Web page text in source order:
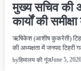
मुख्य सचिव की
कार्यों की
ऋषिकेश (आशीष कुकरेती)
की अध्यक्षता में जनपद टिहरी
byहिमालय की गूंजJune 5, 2026